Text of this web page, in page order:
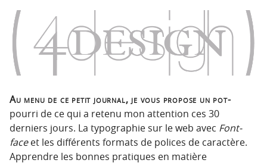
Au menu de ce petit journal, je vous propose un pot-
pourri de ce qui a retenu mon attention ces 30
derniers jours. La typographie sur le web avec Font-
faceet les différents formats de polices de caractère.
Apprendre les bonnes pratiques en matière